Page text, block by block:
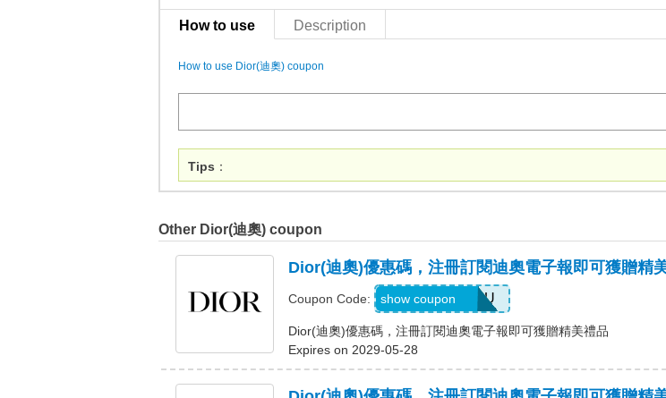
How to use Description
How to use Dior(迪奧) coupon
Tips ：
Other Dior(迪奧) coupon
Dior(迪奧)優惠碼，注冊訂閱迪奧電子報即可獲贈精
Coupon Code: WELCOMEYOU
show coupon
Dior(迪奧)優惠碼，注冊訂閱迪奧電子報即可獲贈精美禮品
Expires on 2029-05-28